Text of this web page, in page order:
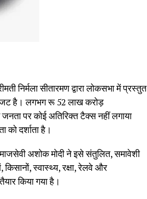
निर्मला सीतारमण द्वारा लोकसभा में प्रस्तुत
बजट है। लगभग रू 52 लाख करोड़
पर कोई अतिरिक्त टैक्स नहीं लगाया
को दर्शाता है।
अशोक मोदी ने इसे संतुलित, समावेशी
स्वास्थ्य, रक्षा, रेलवे और
किया गया है।